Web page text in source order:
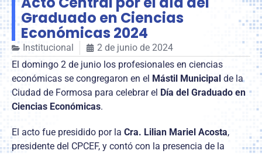
Graduado en Ciencias
Económicas 2024
Institucional
2 de junio de 2024
El domingo 2 de junio los profesionales en ciencias
económicas se congregaron en el Mástil Municipal de la
Ciudad de Formosa para celebrar el Día del Graduado en
Ciencias Económicas.
El acto fue presidido por la Cra. Lilian Mariel Acosta,
presidente del CPCEF, y contó con la presencia de la